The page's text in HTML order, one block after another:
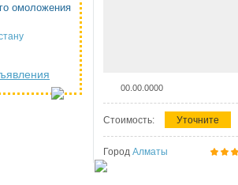
омоложения
00.00.0000
Стоимость: Уточните
Город Алматы